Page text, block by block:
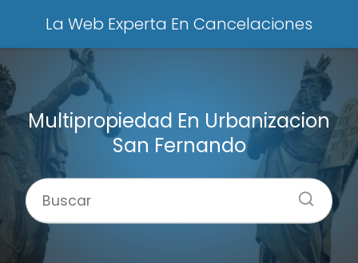
La Web Experta En Cancelaciones
Multipropiedad En Urbanizacion
San Fernando